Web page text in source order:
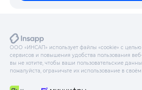
ООО «ИНСАП» использует файлы «cookie» с
сервисов и повышения удобства пользования
вы не хотите, чтобы ваши пользовательские
пожалуйста, ограничьте их использование в